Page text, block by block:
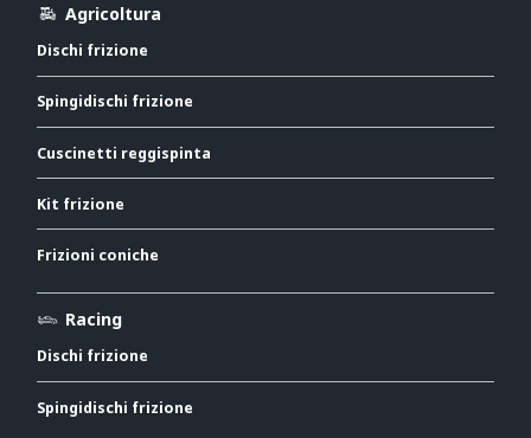
Agricoltura
Dischi frizione
Spingidischi frizione
Cuscinetti reggispinta
Kit frizione
Frizioni coniche
Racing
Dischi frizione
Spingidischi frizione